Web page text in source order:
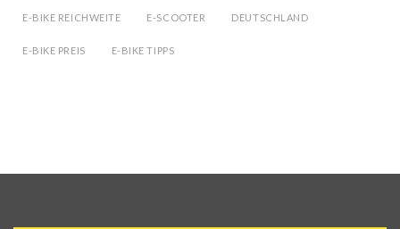
E-BIKE REICHWEITE E-SCOOTER DEUTSCHLAND
E-BIKE PREIS E-BIKE TIPPS